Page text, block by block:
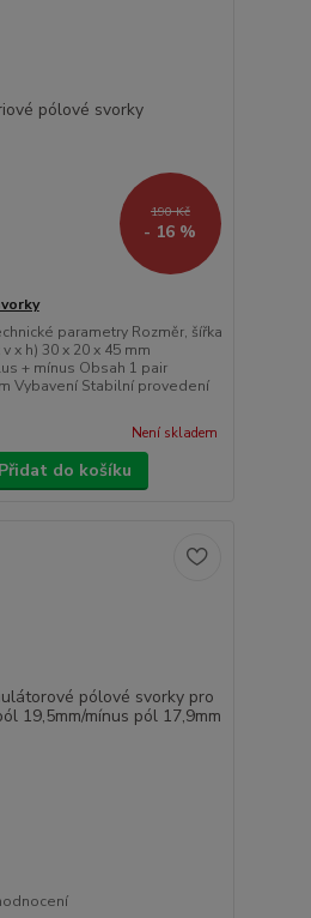
190 Kč
- 16 %
parametry Rozměr, šířka
x h) 30 x 20 x 45 mm
+ mínus Obsah 1 pair
Vybavení Stabilní provedení
Není skladem
Přidat do košíku